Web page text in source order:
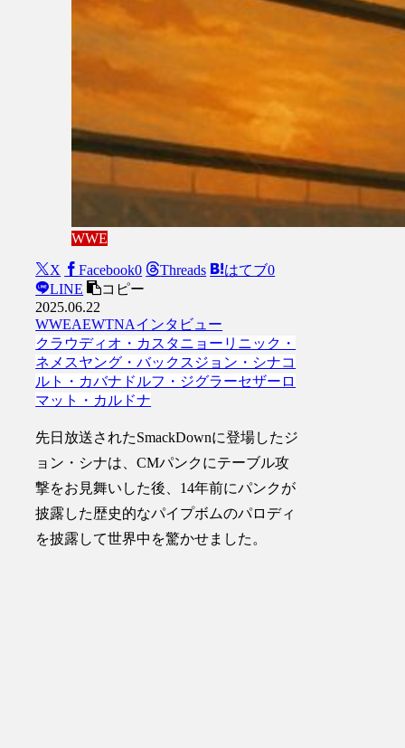
WWE
X Facebook0 Threads はてブ0
LINE
コピー
2025.06.22
WWEAEWTNAインタビュー
クラウディオ・カスタニョーリ ニック・
ネメスヤング・バックス ジョン・シナコ
ルト・カバナ ドルフ・ジグラーセザーロ
マット・カルドナ
先日放送されたSmackDownに登場したジ
ョン・シナは、CMパンクにテーブル攻
撃をお見舞いした後、14年前にパンクが
披露した歴史的なパイプボムのパロディ
を披露して世界中を驚かせました。